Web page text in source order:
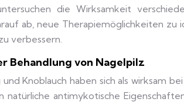
die Wirksamkeit
ab, neue Therapiemöglichkeiten zu
verbessern.
Behandlung von Nagelpilz
Knoblauch haben sich als wirksam
natürliche antimykotische